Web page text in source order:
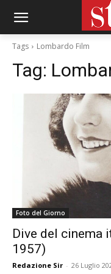
Tags Lombardo Film
Tag:
Foto del Giorno
Dive del cinema
1957)
Redazione Sir - 26 Luglio